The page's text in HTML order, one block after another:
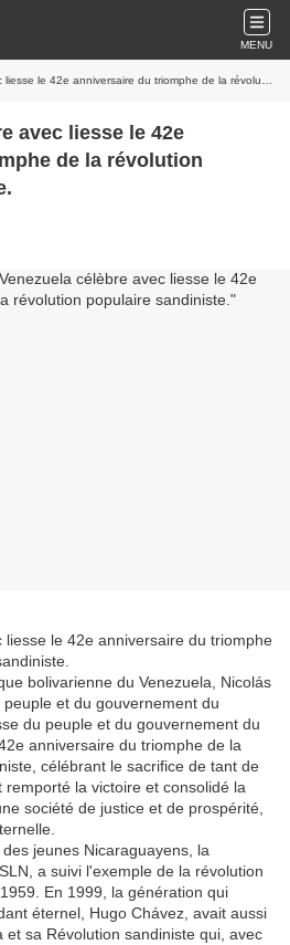
MENU
anniversaire du triomphe de la révolution populaire sandiniste.
avec liesse le 42e
de la révolution
liesse le 42e anniversaire du triomphe
bolivarienne du Venezuela, Nicolás
et du gouvernement du
du peuple et du gouvernement du
anniversaire du triomphe de la
célébrant le sacrifice de tant de
la victoire et consolidé la
société de justice et de prospérité,
jeunes Nicaraguayens, la
a suivi l'exemple de la révolution
En 1999, la génération qui
éternel, Hugo Chávez, avait aussi
sa Révolution sandiniste qui, avec